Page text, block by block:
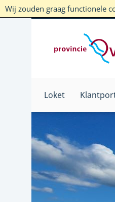
Wij zouden graag functionele
Loket